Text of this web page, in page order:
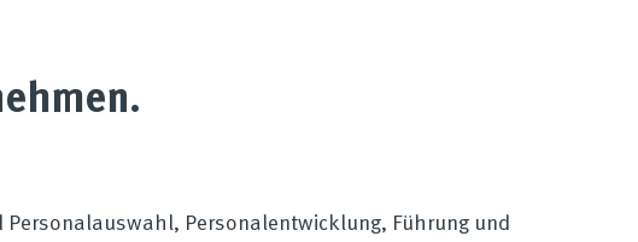
Personalauswahl, Personalentwicklung, Führung und